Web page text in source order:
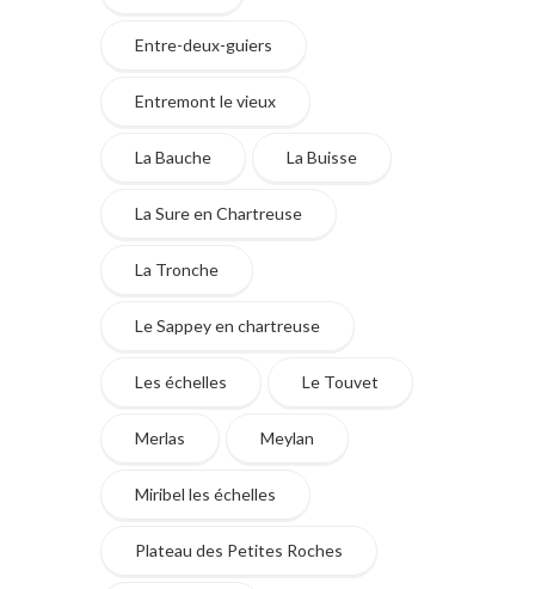
Entre-deux-guiers
Entremont le vieux
La Bauche La Buisse
La Sure en Chartreuse
La Tronche
Le Sappey en chartreuse
Les échelles Le Touvet
Merlas Meylan
Miribel les échelles
Plateau des Petites Roches